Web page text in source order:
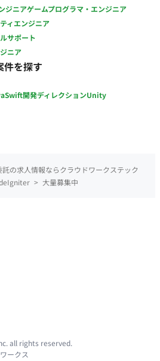
ジニアゲームプログラマ・エンジニア
ィエンジニア
サポート
ニア
件を探す
Swift開発ディレクションUnity
の求人情報ならクラウドワークステック
> 大量募集中
all rights reserved.
ークス